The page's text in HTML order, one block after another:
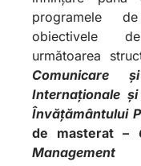
programele
obiectivele
următoarea
Comunicare
Internaționale
Învățământului
de masterat –